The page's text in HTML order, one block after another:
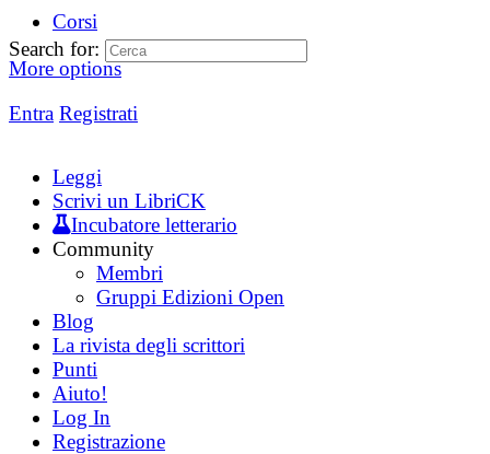
Corsi
More options
Entra Registrati
Search for:
Leggi
Scrivi un LibriCK
Incubatore letterario
Community
Membri
Gruppi Edizioni Open
Blog
La rivista degli scrittori
Punti
Aiuto!
Log In
Registrazione